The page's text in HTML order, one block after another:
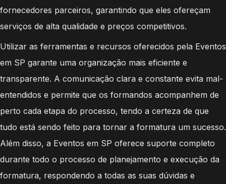
fornecedores parceiros, garantindo que eles ofereçam
serviços de alta qualidade e preços competitivos.
Utilizar as ferramentas e recursos oferecidos pela Eventos
em SP garante uma organização mais eficiente e
transparente. A comunicação clara e constante evita mal-
entendidos e permite que os formandos acompanhem de
perto cada etapa do processo, tendo a certeza de que
tudo está sendo feito para tornar a formatura um sucesso.
Além disso, a Eventos em SP oferece suporte completo
durante todo o processo de planejamento e execução da
formatura, respondendo a todas as suas dúvidas e